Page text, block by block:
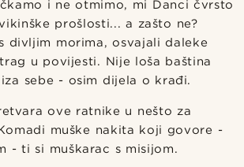
i ne otmimo, mi Danci čvrsto
prošlosti... a zašto ne?
divljim morima, osvajali daleke
u povijesti. Nije loša baština
sebe - osim dijela o krađi.
ove ratnike u nešto za
muške nakita koji govore -
- ti si muškarac s misijom.